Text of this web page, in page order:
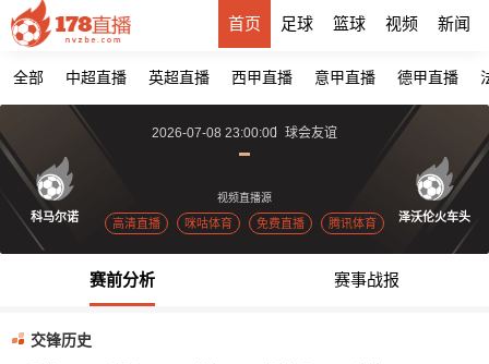
首页 足球 篮球 视频 新闻
全部 中超直播 英超直播 西甲直播 意甲直播 德甲直播
科马尔诺 泽沃伦火车头
2026-07-08 23:00:00 球会友谊
视频直播源
高清直播 咪咕体育 免费直播 腾讯体育
赛前分析 赛事战报
交锋历史